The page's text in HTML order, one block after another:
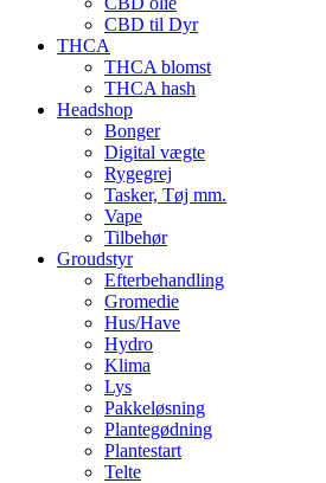
CBD til Dyr
THCA
THCA blomst
THCA hash
Headshop
Bonger
Digital vægte
Rygegrej
Tasker, Tøj mm.
Vape
Tilbehør
Groudstyr
Efterbehandling
Gromedie
Hus/Have
Hydro
Klima
Lys
Pakkeløsning
Plantegødning
Plantestart
Telte